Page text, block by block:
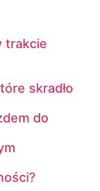
trakcie
skradło
do